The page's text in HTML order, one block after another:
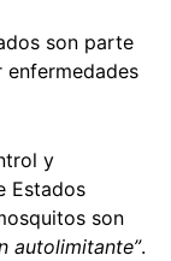
son parte
y
Estados
son
autolimitante”.